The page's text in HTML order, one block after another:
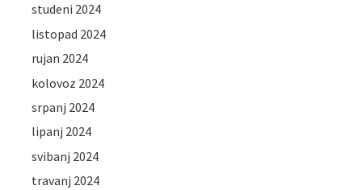
studeni 2024
listopad 2024
rujan 2024
kolovoz 2024
srpanj 2024
lipanj 2024
svibanj 2024
travanj 2024